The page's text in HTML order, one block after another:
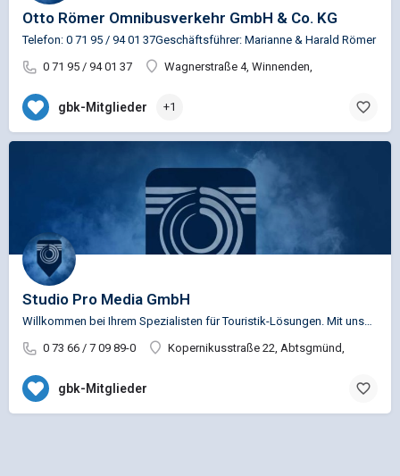
Otto Römer Omnibusverkehr GmbH & Co. KG
Telefon: 0 71 95 / 94 01 37Geschäftsführer: Marianne & Harald Römer
0 71 95 / 94 01 37
Wagnerstraße 4, Winnenden,
gbk-Mitglieder +1
Studio Pro Media GmbH
0 73 66 / 7 09 89-0
Kopernikusstraße 22, Abtsgmünd,
gbk-Mitglieder